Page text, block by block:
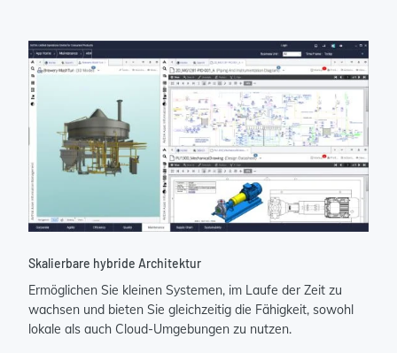
Skalierbare hybride Architektur
Ermöglichen Sie kleinen Systemen, im Laufe der Zeit zu
wachsen und bieten Sie gleichzeitig die Fähigkeit, sowohl
lokale als auch Cloud-Umgebungen zu nutzen.